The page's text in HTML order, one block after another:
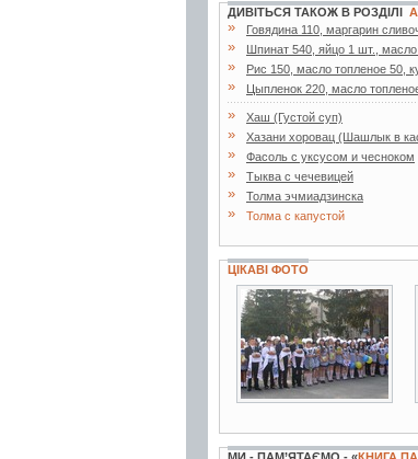
ДИВІТЬСЯ ТАКОЖ В РОЗДІЛІ
» Говядина 110, маргарин
» Шпинат 540, яйцо 1 шт., масло
» Рис 150, масло топленое 50,
» Цыпленок 220, масло
» Хаш (Густой суп)
» Хазани хоровац (Шашлык в
» Фасоль с уксусом и чесноком
» Тыква с чечевицей
» Толма эчмиадзинска
»
Толма с капустой
ЦІКАВІ ФОТО
4 фото
МИ - ПАМ’ЯТАЄМО - «КНИГА